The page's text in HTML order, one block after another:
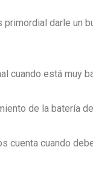
darle un
cuando está muy
de la batería
cuando